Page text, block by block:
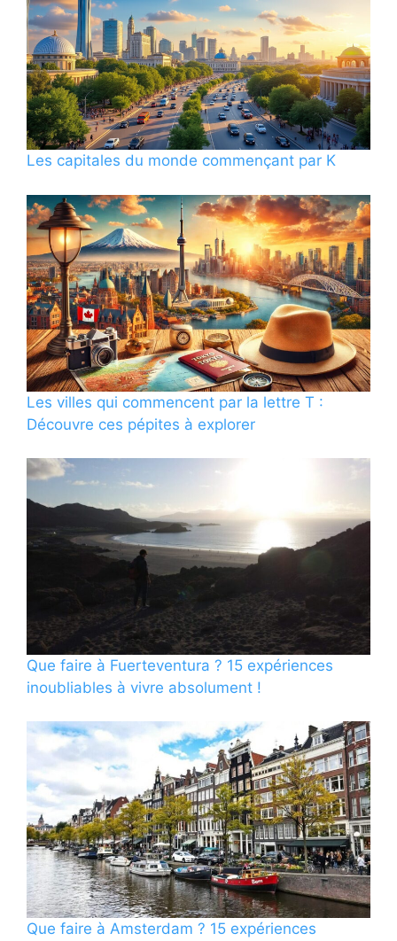
Les capitales du monde commençant par K
Les villes qui commencent par la lettre T :
Découvre ces pépites à explorer
Que faire à Fuerteventura ? 15 expériences
inoubliables à vivre absolument !
Que faire à Amsterdam ? 15 expériences